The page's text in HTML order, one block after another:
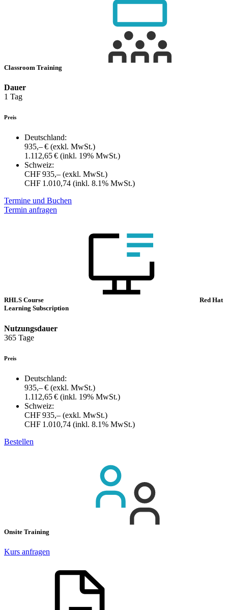
Classroom Training
Dauer
1 Tag
Preis
Deutschland:
935,– € (exkl. MwSt.)
1.112,65 € (inkl. 19% MwSt.)
Schweiz:
CHF 935,– (exkl. MwSt.)
CHF 1.010,74 (inkl. 8.1% MwSt.)
Termine und Buchen
Termin anfragen
RHLS Course
Red Hat
Learning Subscription
Nutzungsdauer
365 Tage
Preis
Deutschland:
935,– € (exkl. MwSt.)
1.112,65 € (inkl. 19% MwSt.)
Schweiz:
CHF 935,– (exkl. MwSt.)
CHF 1.010,74 (inkl. 8.1% MwSt.)
Bestellen
Onsite Training
Kurs anfragen